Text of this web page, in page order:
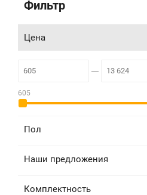
Фильтр
Цена
605
Пол
Наши предложения
Комплектность